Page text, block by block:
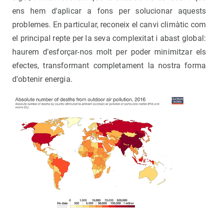
ens hem d'aplicar a fons per solucionar aquests
problemes. En particular, reconeix el canvi climàtic com
el principal repte per la seva complexitat i abast global:
haurem d'esforçar-nos molt per poder minimitzar els
efectes, transformant completament la nostra forma
d'obtenir energia.